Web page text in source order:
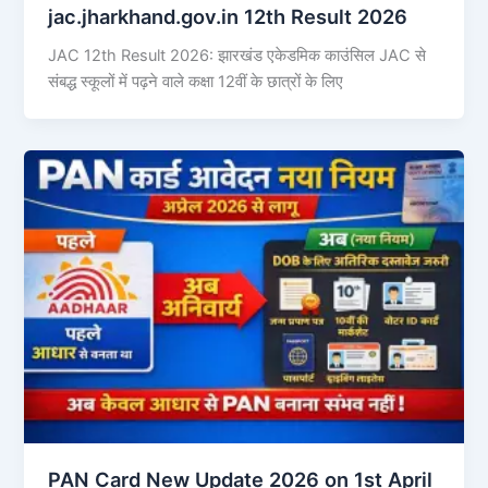
jac.jharkhand.gov.in 12th Result 2026
JAC 12th Result 2026: झारखंड एकेडमिक काउंसिल JAC से
संबद्ध स्कूलों में पढ़ने वाले कक्षा 12वीं के छात्रों के लिए
PAN Card New Update 2026 on 1st April